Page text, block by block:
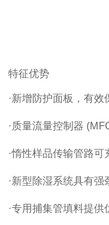
特征优势
·新增防护面板，有
·质量流量控制器
·惰性样品传输管路可
·新型除湿系统具有强
·专用捕集管填料提